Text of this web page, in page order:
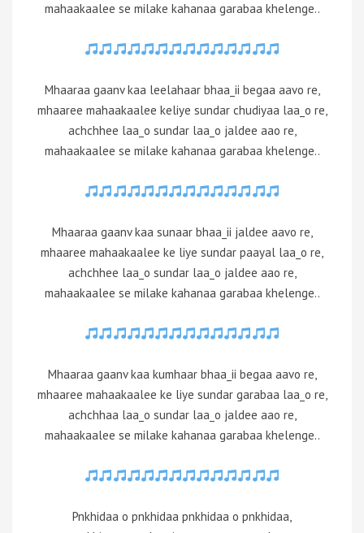
mahaakaalee se milake kahanaa garabaa khelenge..
Mhaaraa gaanv kaa leelahaar bhaa_ii begaa aavo re,
mhaaree mahaakaalee keliye sundar chudiyaa laa_o re,
achchhee laa_o sundar laa_o jaldee aao re,
mahaakaalee se milake kahanaa garabaa khelenge..
Mhaaraa gaanv kaa sunaar bhaa_ii jaldee aavo re,
mhaaree mahaakaalee ke liye sundar paayal laa_o re,
achchhee laa_o sundar laa_o jaldee aao re,
mahaakaalee se milake kahanaa garabaa khelenge..
Mhaaraa gaanv kaa kumhaar bhaa_ii begaa aavo re,
mhaaree mahaakaalee ke liye sundar garabaa laa_o re,
achchhaa laa_o sundar laa_o jaldee aao re,
mahaakaalee se milake kahanaa garabaa khelenge..
Pnkhidaa o pnkhidaa pnkhidaa o pnkhidaa,